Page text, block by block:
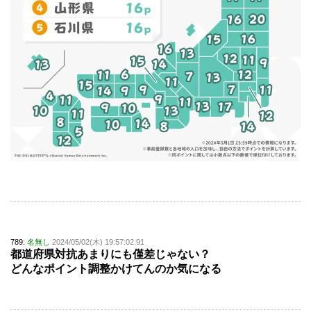
789: 名無し 2024/05/02(木) 19:57:02.91
都道府県対抗あまりにも僅差じゃない？
どんなポイント調整かけてんのか気になる